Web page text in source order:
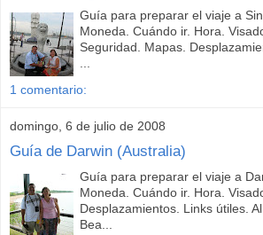
Guía para preparar el viaje a
Moneda. Cuándo ir. Hora.
Seguridad. Mapas.
1 comentario:
domingo, 6 de julio de 2008
Guía de Darwin (Australia)
Guía para preparar el viaje a
Moneda. Cuándo ir. Hora.
Desplazamientos. Links útiles.
Bea...